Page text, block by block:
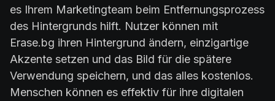
es Ihrem Marketingteam beim Entfernungsprozess
des Hintergrunds hilft. Nutzer können mit
Erase.bg ihren Hintergrund ändern, einzigartige
Akzente setzen und das Bild für die spätere
Verwendung speichern, und das alles kostenlos.
Menschen können es effektiv für ihre digitalen